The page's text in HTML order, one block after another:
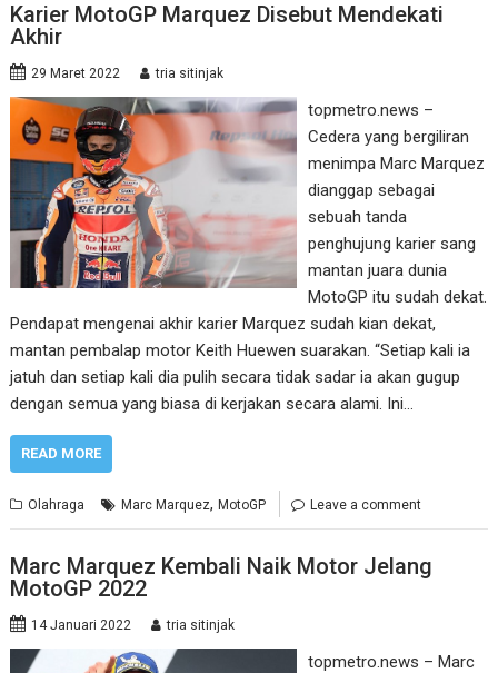
Karier MotoGP Marquez Disebut Mendekati
Akhir
29 Maret 2022 tria sitinjak
topmetro.news –
Cedera yang bergiliran
menimpa Marc Marquez
dianggap sebagai
sebuah tanda
penghujung karier sang
mantan juara dunia
MotoGP itu sudah dekat.
Pendapat mengenai akhir karier Marquez sudah kian dekat,
mantan pembalap motor Keith Huewen suarakan. “Setiap kali ia
jatuh dan setiap kali dia pulih secara tidak sadar ia akan gugup
dengan semua yang biasa di kerjakan secara alami. Ini…
READ MORE
Olahraga Marc Marquez,MotoGP Leave a comment
Marc Marquez Kembali Naik Motor Jelang
MotoGP 2022
14 Januari 2022 tria sitinjak
topmetro.news – Marc